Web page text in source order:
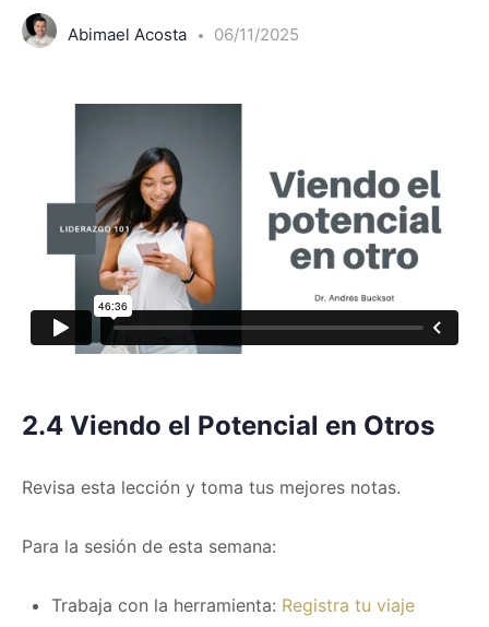
Abimael Acosta 06/11/2025
2.4 Viendo el Potencial en Otros
Revisa esta lección y toma tus mejores notas.
Para la sesión de esta semana:
Trabaja con la herramienta: Registra tu viaje